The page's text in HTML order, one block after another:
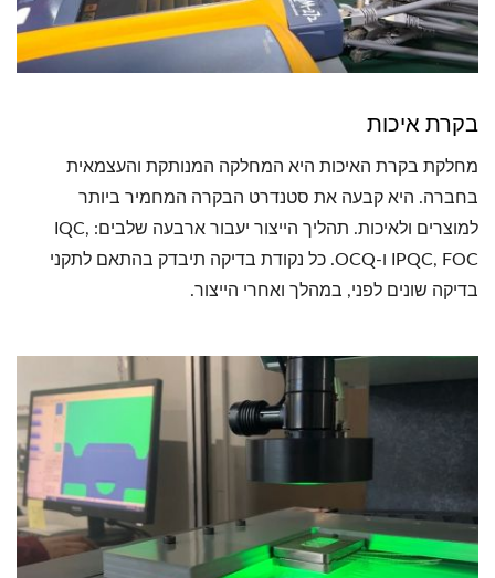
בקרת איכות
מחלקת בקרת האיכות היא המחלקה המנותקת והעצמאית
בחברה. היא קבעה את סטנדרט הבקרה המחמיר ביותר
למוצרים ולאיכות. תהליך הייצור יעבור ארבעה שלבים: IQC,
IPQC, FOC ו-OCQ. כל נקודת בדיקה תיבדק בהתאם לתקני
בדיקה שונים לפני, במהלך ואחרי הייצור.